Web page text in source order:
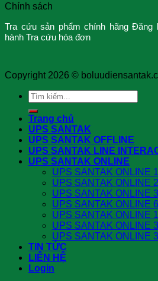
Chính sách
Tra cứu sản phẩm chính hãng Đăng
hành Tra cứu hóa đơn
Copyright 2026 ©
Search
for:
Trang chủ
UPS SANTAK
UPS SANTAK OFFLINE
UPS SANTAK LINE
UPS SANTAK ONLINE
UPS SANTAK ONLINE
UPS SANTAK ONLINE
UPS SANTAK ONLINE
UPS SANTAK ONLINE
UPS SANTAK ONLINE
UPS SANTAK ONLINE
UPS SANTAK ONLINE
TIN TỨC
LIÊN HỆ
Login